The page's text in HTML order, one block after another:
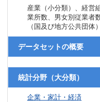
産業（小分類）、経営
業所数、男女別従業者
（国及び地方公共団体
データセットの概要
統計分野（大分類）
企業・家計・経済